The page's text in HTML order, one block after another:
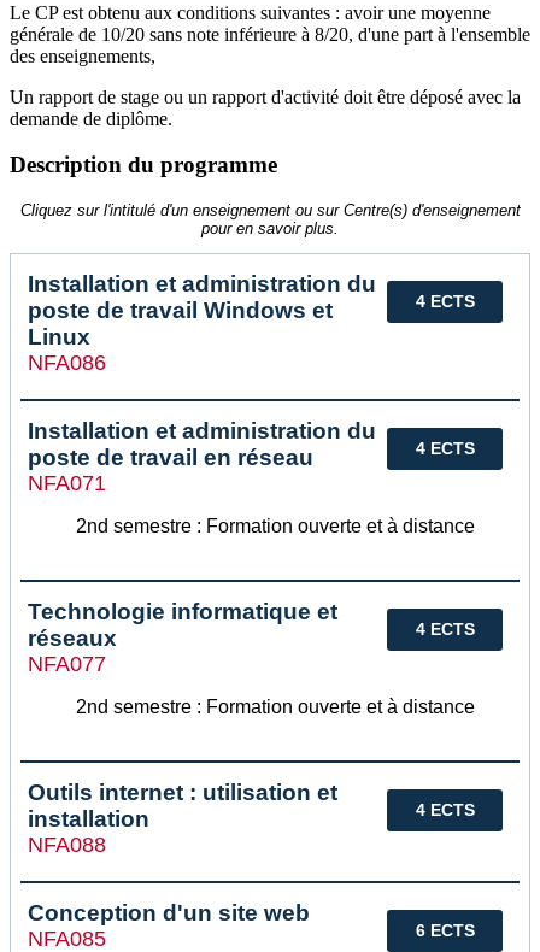
Le CP est obtenu aux conditions suivantes : avoir une moyenne
générale de 10/20 sans note inférieure à 8/20, d'une part à l'ensemble
des enseignements,
Un rapport de stage ou un rapport d'activité doit être déposé avec la
demande de diplôme.
Description du programme
Cliquez sur l'intitulé d'un enseignement ou sur Centre(s) d'enseignement
pour en savoir plus.
4 ECTS
Installation et administration du
poste de travail Windows et
Linux
NFA086
4 ECTS
Installation et administration du
poste de travail en réseau
NFA071
2nd semestre : Formation ouverte et à distance
4 ECTS
Technologie informatique et
réseaux
NFA077
2nd semestre : Formation ouverte et à distance
4 ECTS
Outils internet : utilisation et
installation
NFA088
6 ECTS
Conception d'un site web
NFA085